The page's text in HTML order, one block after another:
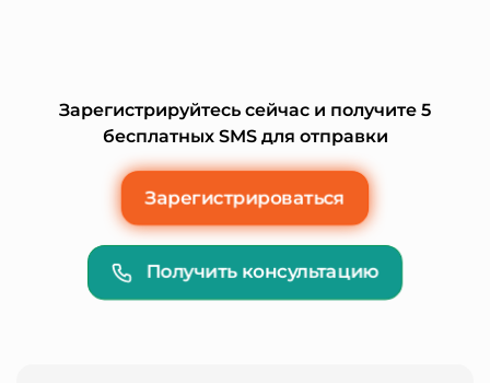
Зарегистрируйтесь сейчас и получите 5
бесплатных SMS для отправки
Зарегистрироваться
Получить консультацию